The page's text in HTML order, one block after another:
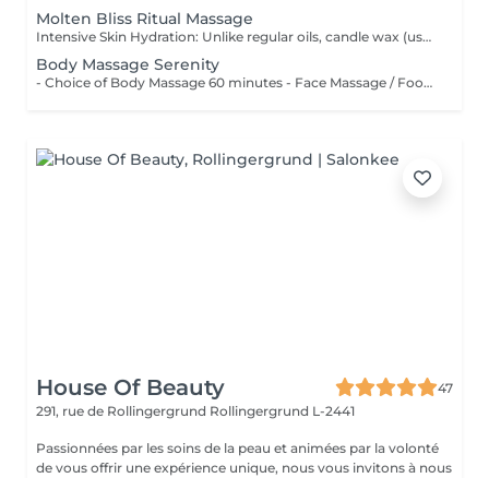
Molten Bliss Ritual Massage
Intensive Skin Hydration: Unlike regular oils, candle wax (usually made from soy or beeswax) contains high concentrations of Shea butter and Vitamin E, providing deep nourishment that leaves the skin silky smooth and hydrated for hours. Muscle Tension Release: The comforting warmth from the molten oil penetrates gently into the muscle layers, helping to melt away daily stiffness, ease tension, and thoroughly relax the body after a long day of work.
Body Massage Serenity
- Choice of Body Massage 60 minutes - Face Massage / Foot Reflexology 60 minutes
House Of Beauty
47
291, rue de Rollingergrund Rollingergrund L-2441
Passionnées par les soins de la peau et animées par la volonté
de vous offrir une expérience unique, nous vous invitons à nous